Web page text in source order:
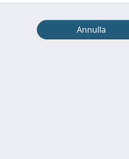
Annulla